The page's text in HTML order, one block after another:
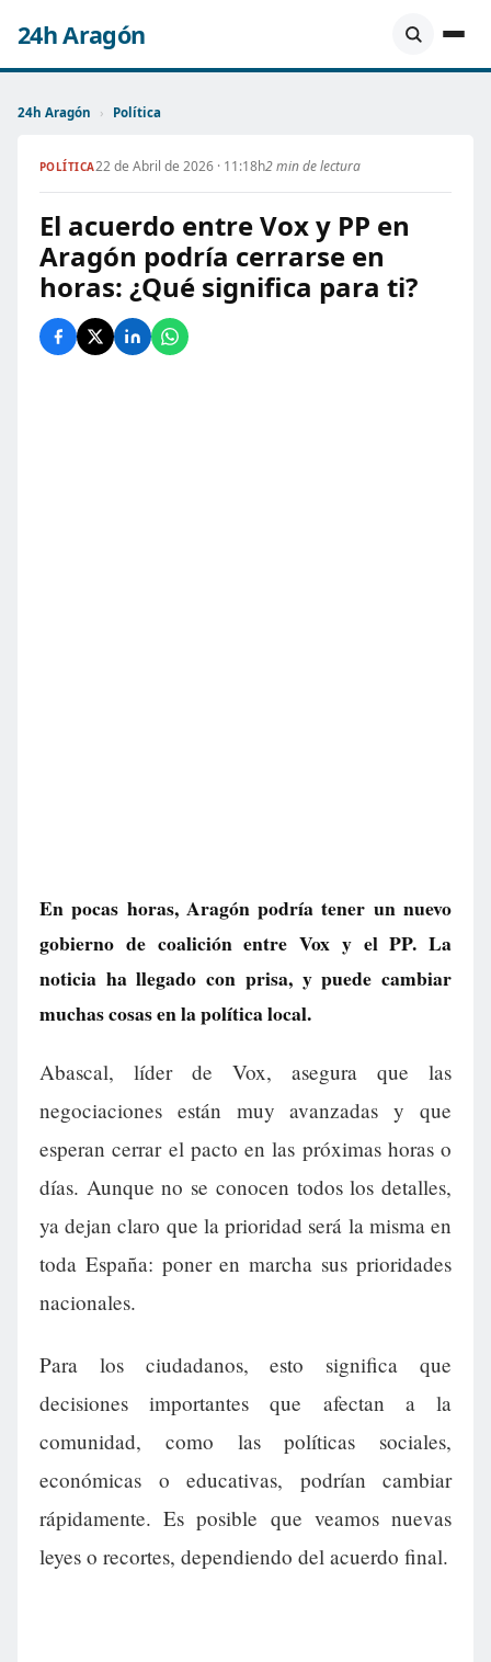
24h Aragón
24h Aragón › Política
POLÍTICA22 de Abril de 2026 · 11:18h2 min de lectura
El acuerdo entre Vox y PP en
Aragón podría cerrarse en
horas: ¿Qué significa para ti?
En pocas horas, Aragón podría tener un nuevo
gobierno de coalición entre Vox y el PP. La
noticia ha llegado con prisa, y puede cambiar
muchas cosas en la política local.
Abascal, líder de Vox, asegura que las
negociaciones están muy avanzadas y que
esperan cerrar el pacto en las próximas horas o
días. Aunque no se conocen todos los detalles,
ya dejan claro que la prioridad será la misma en
toda España: poner en marcha sus prioridades
nacionales.
Para los ciudadanos, esto significa que
decisiones importantes que afectan a la
comunidad, como las políticas sociales,
económicas o educativas, podrían cambiar
rápidamente. Es posible que veamos nuevas
leyes o recortes, dependiendo del acuerdo final.